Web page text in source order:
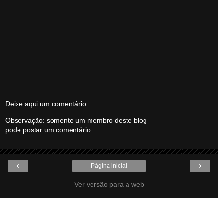
Deixe aqui um comentário
Observação: somente um membro deste blog
pode postar um comentário.
‹ ›
Página inicial
Ver versão para a web